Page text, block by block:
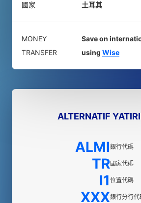
國家 土耳其
MONEY
TRANSFER
Save on
using Wise
ALTERNATIF
ALMI銀行代碼
TR國家代碼
I1 位置代碼
XXX銀行分行代